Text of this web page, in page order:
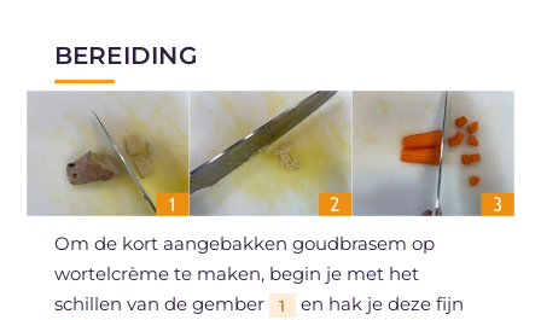
BEREIDING
Om de kort aangebakken goudbrasem op
wortelcrème te maken, begin je met het
schillen van de gember
1 en hak je deze fijn